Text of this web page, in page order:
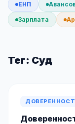
ЕНП
Зарплата
Тег: Суд